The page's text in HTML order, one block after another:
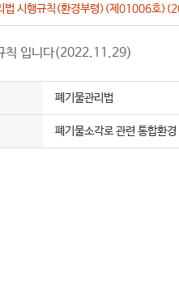
법 시행규칙(환경부령)(제01006호
칙 입니다(2022.11.29)
폐기물관리법
폐기물소각로 관련 통합환